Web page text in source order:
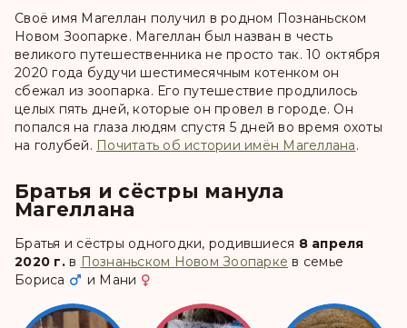
Своё имя Магеллан получил в родном Познаньском
Новом Зоопарке. Магеллан был назван в честь
великого путешественника не просто так. 10 октября
2020 года будучи шестимесячным котенком он
сбежал из зоопарка. Его путешествие продлилось
целых пять дней, которые он провел в городе. Он
попался на глаза людям спустя 5 дней во время охоты
на голубей. Почитать об истории имён Магеллана.
Братья и сёстры манула
Магеллана
Братья и сёстры одногодки, родившиеся 8 апреля
2020 г.в Познаньском Новом Зоопарке в семье
Бориса
и Мани